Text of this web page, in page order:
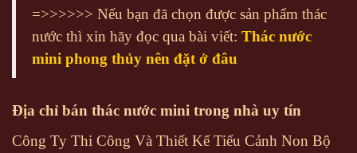
=>>>>>> Nếu bạn đã chọn được sản phẩm thác
nước thì xin hãy đọc qua bài viết: Thác nước
mini phong thủy nên đặt ở đâu
Địa chỉ bán thác nước mini trong nhà uy tín
Công Ty Thi Công Và Thiết Kế Tiểu Cảnh Non Bộ